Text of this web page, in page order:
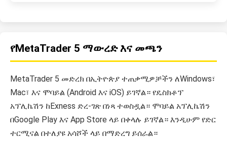
የMetaTrader 5 ማውረድ እና መጫን
MetaTrader 5 መድረክ በኢትዮጵያ ተጠቃሚዎቻችን ለWindows፣
Mac፣ እና ሞባይል (Android እና iOS) ይገኛል። የዴስክቶፕ
አፕሊኬሽን ከExness ድረ-ገጽ በነጻ ተወስዷል። ሞባይል አፕሊኬሽን
በGoogle Play እና App Store ላይ በቀላሉ ይገኛል። እንዲሁም የድር
ተርሚናል በተለያዩ አሳሾች ላይ በማድረግ ይሰራል።